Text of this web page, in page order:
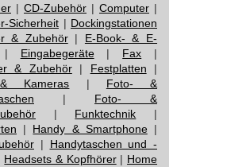
| CD-Zubehör | Computer |
Sicherheit | Dockingstationen
& Zubehör| E-Book- & E-
Eingabegeräte| Fax |
& Zubehör| Festplatten |
Kameras | Foto- &
| Foto- &
| Funktechnik |
| Handy & Smartphone|
| Handytaschen und -
Headsets & Kopfhörer| Home